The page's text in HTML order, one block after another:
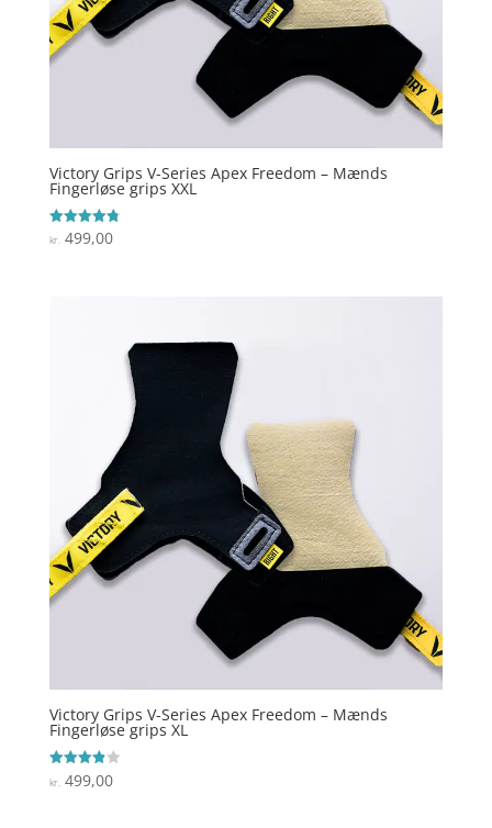
Victory Grips V-Series Apex Freedom – Mænds
Fingerløse grips XXL
Vurderet
4.8
kr.499,00
Victory Grips V-Series Apex Freedom – Mænds
Fingerløse grips XL
Vurderet
3.9
kr. 499,00